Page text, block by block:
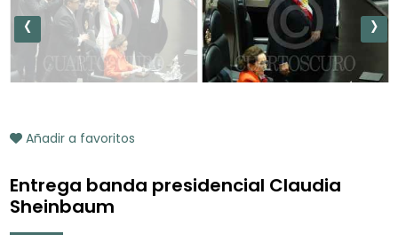
‹ ›
Añadir a favoritos
Entrega banda presidencial Claudia
Sheinbaum